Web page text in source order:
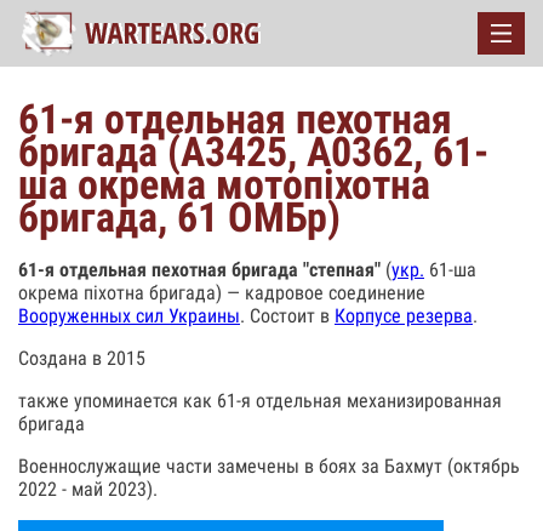
61-я отдельная пехотная
бригада (А3425, А0362, 61-
ша окрема мотопіхотна
бригада, 61 ОМБр)
61-я отдельная пехотная бригада "степная" (укр. 61-ша
окрема піхотна бригада) — кадровое соединение
Вооруженных сил Украины. Состоит в Корпусе резерва.
Создана в 2015
также упоминается как 61-я отдельная механизированная
бригада
Военнослужащие части замечены в боях за Бахмут (октябрь
2022 - май 2023).